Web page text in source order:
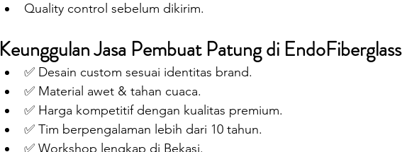
Quality control sebelum dikirim.
Keunggulan Jasa Pembuat Patung di EndoFiberglass
✅ Desain custom sesuai identitas brand.
✅ Material awet & tahan cuaca.
✅ Harga kompetitif dengan kualitas premium.
✅ Tim berpengalaman lebih dari 10 tahun.
✅ Workshop lengkap di Bekasi.